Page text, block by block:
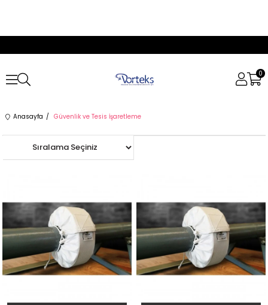
0
Anasayfa Güvenlik ve Tesis İşaretleme